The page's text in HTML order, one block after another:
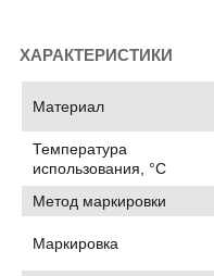
ХАРАКТЕРИСТИКИ
Материал
Температура
использования, °C
Метод маркировки
Маркировка